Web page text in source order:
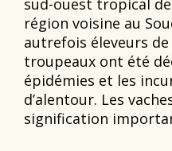
sud-ouest tropical
région voisine au
autrefois éleveurs
troupeaux ont été
épidémies et les
d’alentour. Les
signification